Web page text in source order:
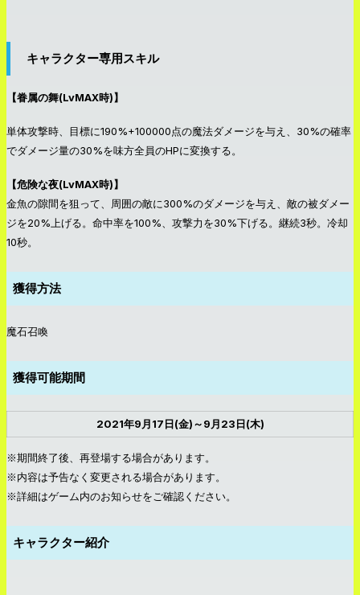
キャラクター専用スキル
【眷属の舞(LvMAX時)】
単体攻撃時、目標に190%+100000点の魔法ダメージを与え、30%の確率
でダメージ量の30%を味方全員のHPに変換する。
【危険な夜(LvMAX時)】
金魚の隙間を狙って、周囲の敵に300%のダメージを与え、敵の被ダメー
ジを20%上げる。命中率を100%、攻撃力を30%下げる。継続3秒。冷却
10秒。
獲得方法
魔石召喚
獲得可能期間
2021年9月17日(金)～9月23日(木)
※期間終了後、再登場する場合があります。
※内容は予告なく変更される場合があります。
※詳細はゲーム内のお知らせをご確認ください。
キャラクター紹介